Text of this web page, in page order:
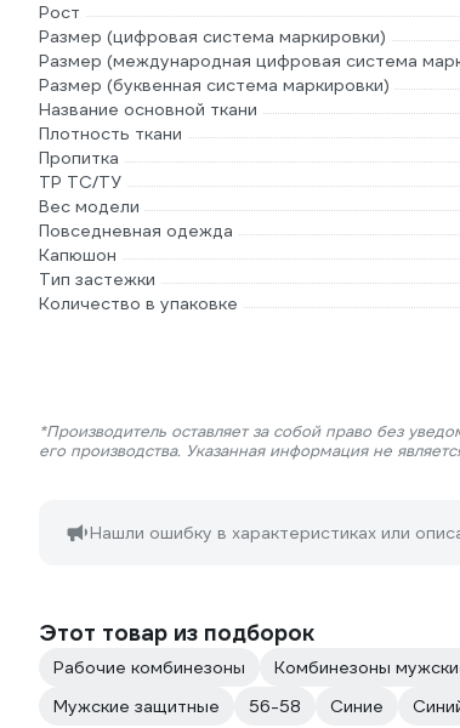
Рост
Размер (цифровая система маркировки)
Размер (международная цифровая система
Размер (буквенная система маркировки)
Название основной ткани
Плотность ткани
Пропитка
ТР ТС/ТУ
Вес модели
Повседневная одежда
Капюшон
Тип застежки
Количество в упаковке
*Производитель оставляет за собой право без
его производства. Указанная информация не
Нашли ошибку в характеристиках или
Этот товар из подборок
Рабочие комбинезоны Комбинезоны
Мужские защитные
56-58 Синие